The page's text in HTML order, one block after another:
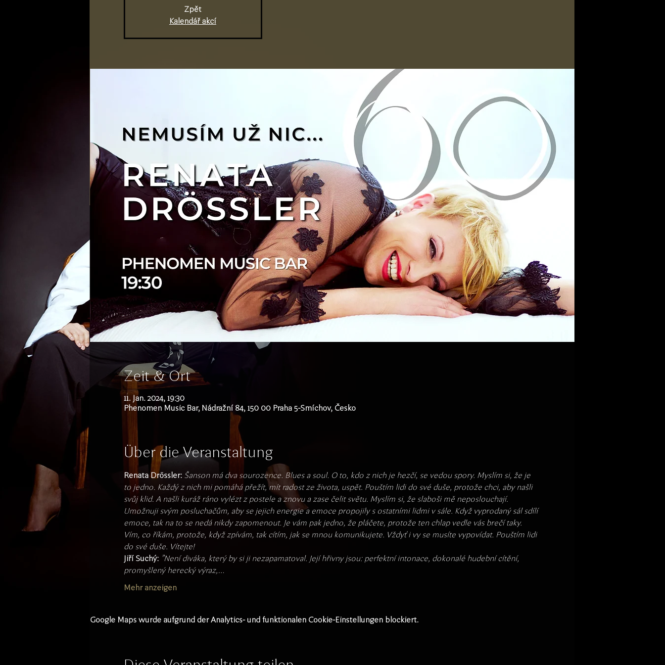
Zpět
Kalendář akcí
Zeit & Ort
11. Jan. 2024, 19:30
Phenomen Music Bar, Nádražní 84, 150 00 Praha 5-Smíchov, Česko
Über die Veranstaltung
Renata Drössler: Šanson má dva sourozence. Blues a soul. O to, kdo z nich je hezčí, se vedou spory. Myslím si, že je
to jedno. Každý z nich mi pomáhá přežít, mít radost ze života, uspět. Pouštím lidi do své duše, protože chci, aby našli
svůj klid. A našli kuráž ráno vylézt z postele a znovu a zase čelit světu. Myslím si, že slaboši mě neposlouchají.
Umožnuji svým posluchačům, aby se jejich energie a emoce propojily s ostatními lidmi v sále. Když vyprodaný sál sdílí
emoce, tak na to se nedá nikdy zapomenout. Je vám pak jedno, že pláčete, protože ten chlap vedle vás brečí taky.
Vím, co říkám, protože, když zpívám, tak cítím, jak se mnou komunikujete. Vždyť i vy se musíte vypovídat. Pouštím lidi
do své duše. Vítejte!
Jiří Suchý: "Není diváka, který by si ji nezapamatoval. Její hřivny jsou: perfektní intonace, dokonalé hudební cítění,
promyšlený herecký výraz,…
Mehr anzeigen
Google Maps wurde aufgrund der Analytics- und funktionalen Cookie-Einstellungen blockiert.